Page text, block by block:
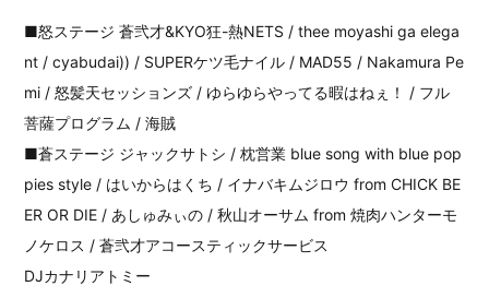
■怒ステージ 蒼弐才&KYO狂-熱NETS / thee moyashi ga elega
nt / cyabudai)) / SUPERケツ毛ナイル / MAD55 / Nakamura Pe
mi / 怒髪天セッションズ / ゆらゆらやってる暇はねぇ！ / フル
菩薩プログラム / 海賊
■蒼ステージ ジャックサトシ / 枕営業 blue song with blue pop
pies style / はいからはくち / イナバキムジロウ from CHICK BE
ER OR DIE / あしゅみぃの / 秋山オーサム from 焼肉ハンターモ
ノケロス / 蒼弐才アコースティックサービス
DJカナリアトミー